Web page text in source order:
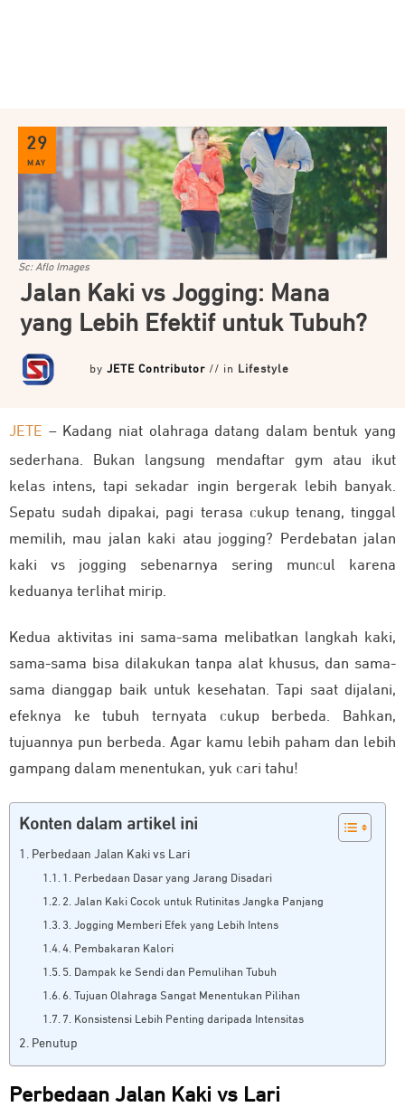
29
MAY
Sc: Aflo Images
Jalan Kaki vs Jogging: Mana
yang Lebih Efektif untuk Tubuh?
by JETE Contributor// in Lifestyle
JETE – Kadang niat olahraga datang dalam bentuk yang
sederhana. Bukan langsung mendaftar gym atau ikut
kelas intens, tapi sekadar ingin bergerak lebih banyak.
Sepatu sudah dipakai, pagi terasa cukup tenang, tinggal
memilih, mau jalan kaki atau jogging? Perdebatan jalan
kaki vs jogging sebenarnya sering muncul karena
keduanya terlihat mirip.
Kedua aktivitas ini sama-sama melibatkan langkah kaki,
sama-sama bisa dilakukan tanpa alat khusus, dan sama-
sama dianggap baik untuk kesehatan. Tapi saat dijalani,
efeknya ke tubuh ternyata cukup berbeda. Bahkan,
tujuannya pun berbeda. Agar kamu lebih paham dan lebih
gampang dalam menentukan, yuk cari tahu!
Konten dalam artikel ini
Perbedaan Jalan Kaki vs Lari
1. Perbedaan Dasar yang Jarang Disadari
2. Jalan Kaki Cocok untuk Rutinitas Jangka Panjang
3. Jogging Memberi Efek yang Lebih Intens
4. Pembakaran Kalori
5. Dampak ke Sendi dan Pemulihan Tubuh
6. Tujuan Olahraga Sangat Menentukan Pilihan
7. Konsistensi Lebih Penting daripada Intensitas
Penutup
Perbedaan Jalan Kaki vs Lari